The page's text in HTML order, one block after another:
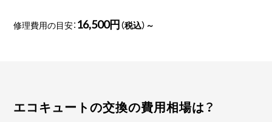
修理費用の目安： 16,500円（税込）～
エコキュートの交換の費用相場は？